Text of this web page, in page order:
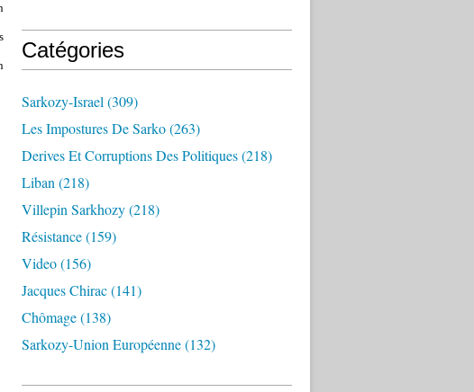
Catégories
Sarkozy-Israel (309)
Les Impostures De Sarko(263)
Derives Et Corruptions Des Politiques(218)
Liban (218)
Villepin Sarkhozy(218)
Résistance(159)
Video(156)
Jacques Chirac(141)
Chômage(138)
Sarkozy-Union Européenne(132)